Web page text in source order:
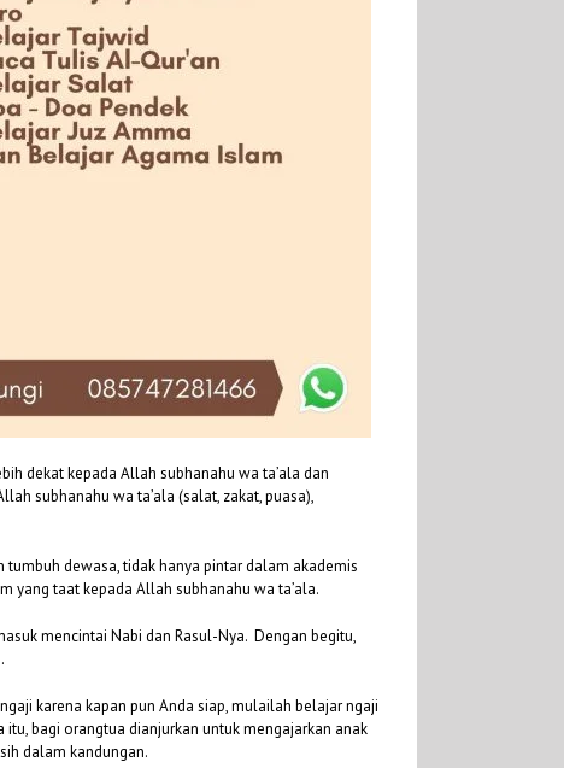
dekat kepada Allah subhanahu wa ta’ala dan
subhanahu wa ta’ala (salat, zakat, puasa),
dewasa, tidak hanya pintar dalam akademis
yang taat kepada Allah subhanahu wa ta’ala.
mencintai Nabi dan Rasul-Nya. Dengan begitu,
karena kapan pun Anda siap, mulailah belajar ngaji
bagi orangtua dianjurkan untuk mengajarkan anak
dalam kandungan.